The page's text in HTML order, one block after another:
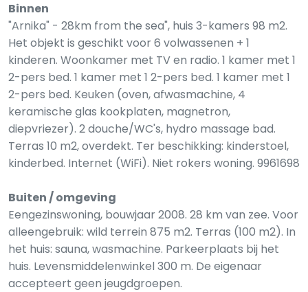
Binnen
"Arnika" - 28km from the sea", huis 3-kamers 98 m2.
Het objekt is geschikt voor 6 volwassenen + 1
kinderen. Woonkamer met TV en radio. 1 kamer met 1
2-pers bed. 1 kamer met 1 2-pers bed. 1 kamer met 1
2-pers bed. Keuken (oven, afwasmachine, 4
keramische glas kookplaten, magnetron,
diepvriezer). 2 douche/WC's, hydro massage bad.
Terras 10 m2, overdekt. Ter beschikking: kinderstoel,
kinderbed. Internet (WiFi). Niet rokers woning. 9961698
Buiten / omgeving
Eengezinswoning, bouwjaar 2008. 28 km van zee. Voor
alleengebruik: wild terrein 875 m2. Terras (100 m2). In
het huis: sauna, wasmachine. Parkeerplaats bij het
huis. Levensmiddelenwinkel 300 m. De eigenaar
accepteert geen jeugdgroepen.